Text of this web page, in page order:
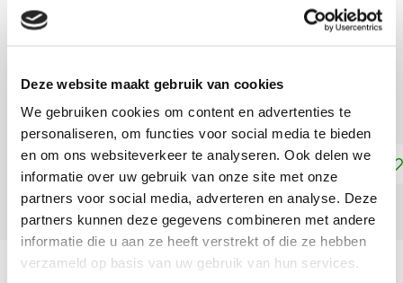
Deze website maakt gebruik van cookies
We gebruiken cookies om content en advertenties te
personaliseren, om functies voor social media te bieden
en om ons websiteverkeer te analyseren. Ook delen we
informatie over uw gebruik van onze site met onze
partners voor social media, adverteren en analyse. Deze
partners kunnen deze gegevens combineren met andere
informatie die u aan ze heeft verstrekt of die ze hebben
verzameld op basis van uw gebruik van hun services.
€32,99
ca. 48 x 68 cm
Moeilijkheidsgraad: 3/5Lees meer
Toevoegen aan winkelwagen
Productomschrijving